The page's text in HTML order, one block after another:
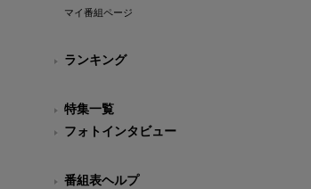
マイ番組ページ
ランキング
特集一覧
フォトインタビュー
番組表ヘルプ